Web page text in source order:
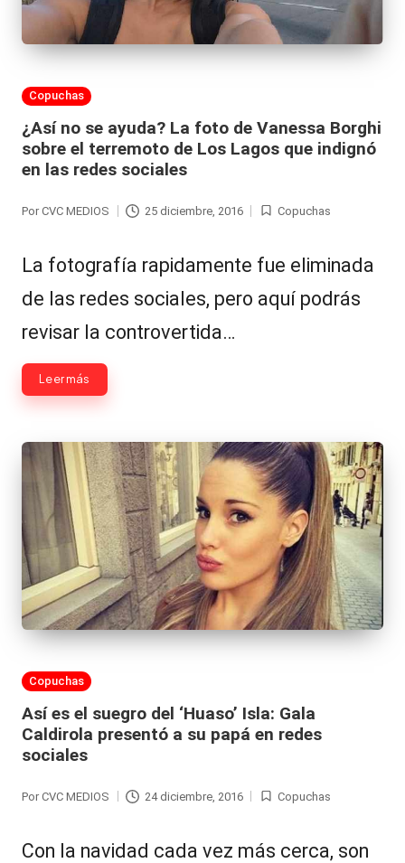
Publicada
Copuchas
¿Así no se ayuda? La foto de Vanessa Borghi
sobre el terremoto de Los Lagos que indignó
en las redes sociales
Por CVC MEDIOS 25 diciembre, 2016
Publicada
Copuchas
La fotografía rapidamente fue eliminada
de las redes sociales, pero aquí podrás
revisar la controvertida…
Leer más
Publicada
Copuchas
Así es el suegro del ‘Huaso’ Isla: Gala
Caldirola presentó a su papá en redes
sociales
Por CVC MEDIOS 24 diciembre, 2016
Publicada
Copuchas
Con la navidad cada vez más cerca, son